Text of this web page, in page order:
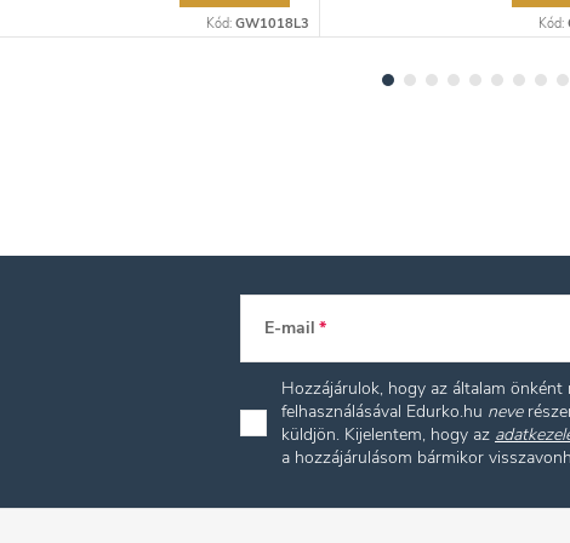
Kód: GW1018L3 Kód:
E-mail
Hozzájárulok, hogy az általam
felhasználásával Edurko.hu neve
küldjön. Kijelentem, hogy az
a hozzájárulásom bármikor